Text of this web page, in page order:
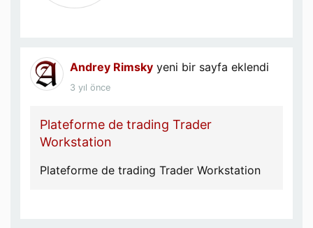
Andrey Rimsky yeni bir sayfa eklendi
3 yıl önce
Plateforme de trading Trader
Workstation
Plateforme de trading Trader Workstation